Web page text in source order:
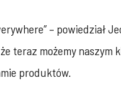
– powiedział
teraz możemy naszym
produktów.